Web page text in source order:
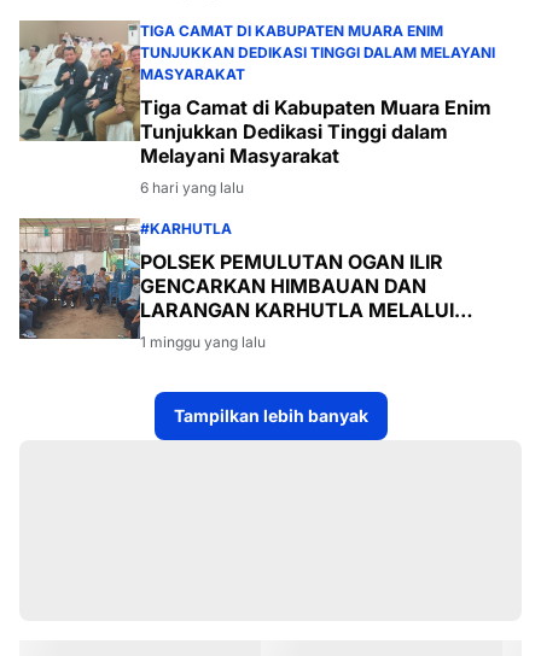
TIGA CAMAT DI KABUPATEN MUARA ENIM
TUNJUKKAN DEDIKASI TINGGI DALAM MELAYANI
MASYARAKAT
Tiga Camat di Kabupaten Muara Enim
Tunjukkan Dedikasi Tinggi dalam
Melayani Masyarakat
6 hari yang lalu
#KARHUTLA
POLSEK PEMULUTAN OGAN ILIR
GENCARKAN HIMBAUAN DAN
LARANGAN KARHUTLA MELALUI
PROGRAM TSKD (TOURING SAMBANG
KE DESA-DESA
1 minggu yang lalu
Tampilkan lebih banyak